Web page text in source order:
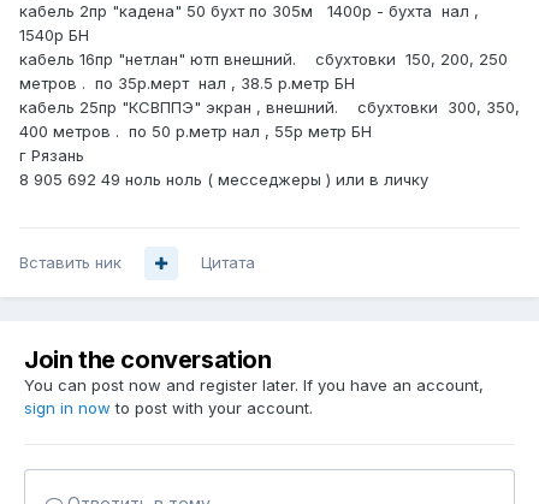
кабель 2пр "кадена" 50 бухт по 305м 1400р - бухта нал ,
1540р БН
кабель 16пр "нетлан" ютп внешний. сбухтовки 150, 200, 250
метров . по 35р.мерт нал , 38.5 р.метр БН
кабель 25пр "КСВППЭ" экран , внешний. сбухтовки 300, 350,
400 метров . по 50 р.метр нал , 55р метр БН
г Рязань
8 905 692 49 ноль ноль ( месседжеры ) или в личку
Вставить ник Цитата
Join the conversation
You can post now and register later. If you have an account,
sign in now to post with your account.